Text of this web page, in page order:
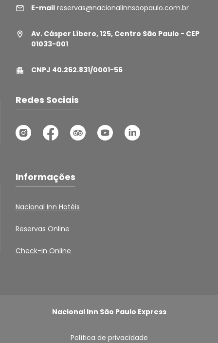
E-mail reservas@nacionalinnsaopaulo.com.br
Av. Cásper Líbero, 125, Centro São Paulo - CEP
01033-001
CNPJ 40.262.831/0001-56
Redes Sociais
Informações
Nacional Inn Hotéis
Reservas Online
Check-in Online
Nacional Inn São Paulo Express
Política de privacidade